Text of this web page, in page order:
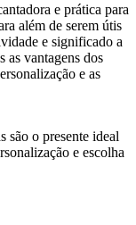
e prática para
além de serem útis
e significado a
as vantagens dos
e as